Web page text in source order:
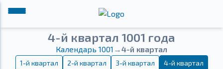
4-й квартал 1001 года
Календарь 1001 →4-й квартал
1-й квартал 2-й квартал 3-й квартал 4-й квартал